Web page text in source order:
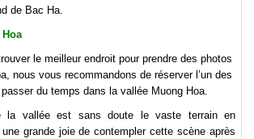
de Bac Ha.
le meilleur endroit pour prendre des photos
nous vous recommandons de réserver l’un des
du temps dans la vallée Muong Hoa.
la vallée est sans doute le vaste terrain en
grande joie de contempler cette scène après